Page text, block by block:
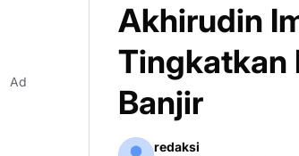
Akhirudin
Tingkatkan
Banjir
redaksi
Ad